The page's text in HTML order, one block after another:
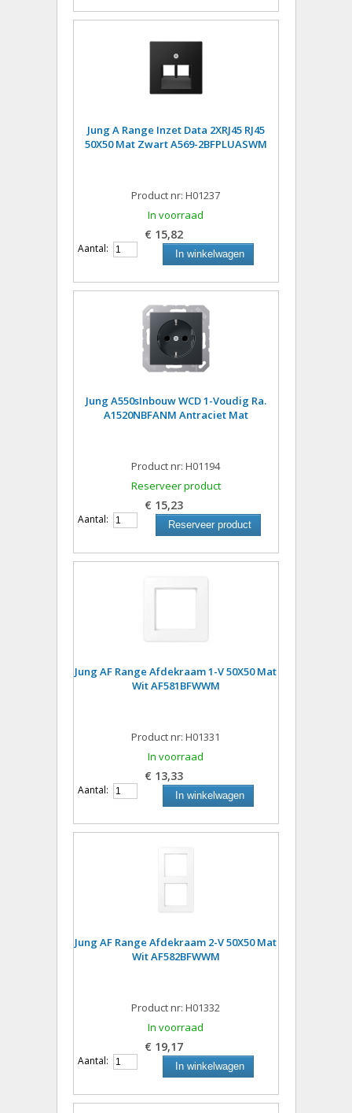
Jung A Range Inzet Data 2XRJ45 RJ45
50X50 Mat Zwart A569-2BFPLUASWM
Product nr: H01237
In voorraad
€ 15,82
Aantal: In winkelwagen
Jung A550sInbouw WCD 1-Voudig Ra.
A1520NBFANM Antraciet Mat
Product nr: H01194
Reserveer product
€ 15,23
Aantal: Reserveer product
Jung AF Range Afdekraam 1-V 50X50 Mat
Wit AF581BFWWM
Product nr: H01331
In voorraad
€ 13,33
Aantal: In winkelwagen
Jung AF Range Afdekraam 2-V 50X50 Mat
Wit AF582BFWWM
Product nr: H01332
In voorraad
€ 19,17
Aantal: In winkelwagen